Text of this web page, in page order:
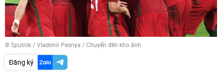
© Sputnik / Vladimir Pesnya /Chuyển đến kho ảnh
Đăng ký